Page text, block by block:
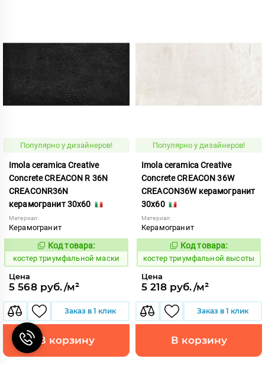
Популярно у дизайнеров!
Imola ceramica Creative
Concrete CREACON R 36N
CREACONR36N
керамогранит 30x60
Материал:
Керамогранит
809922
Код товара:
костер триумфальной маски
Цена
5 568 руб./м²
Заказ в 1 клик
В корзину
Популярно у дизайнеров!
Imola ceramica Creative
Concrete CREACON 36W
CREACON36W керамогранит
30x60
Материал:
Керамогранит
809882
Код товара:
костер триумфальной высоты
Цена
5 218 руб./м²
Заказ в 1 клик
В корзину